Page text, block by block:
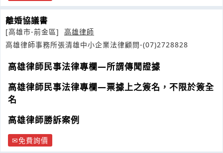
離婚協議書
[高雄市-前金區]
高雄律師
高雄律師事務所張清雄中小企業法律顧問-(07)2728828
高雄律師民事法律專欄—所謂傳聞證據
高雄律師民事法律專欄—票據上之簽名，不限於簽全
名
高雄律師勝訴案例
免費詢價